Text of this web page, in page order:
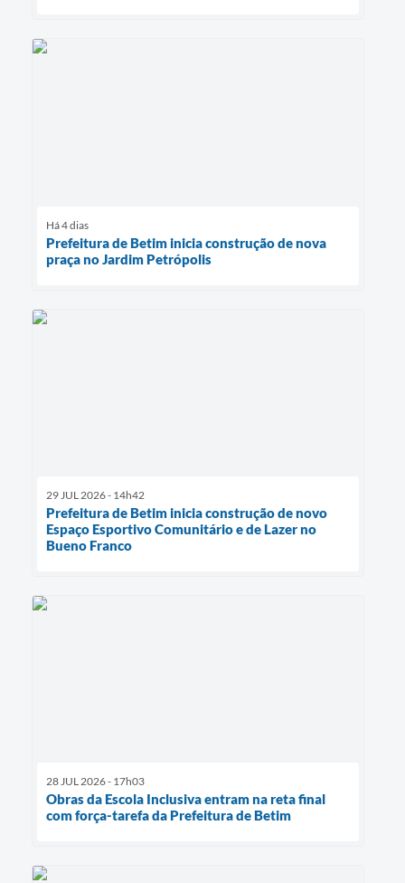
Há 4 dias
Prefeitura de Betim inicia construção de nova
praça no Jardim Petrópolis
29 JUL 2026 - 14h42
Prefeitura de Betim inicia construção de novo
Espaço Esportivo Comunitário e de Lazer no
Bueno Franco
28 JUL 2026 - 17h03
Obras da Escola Inclusiva entram na reta final
com força-tarefa da Prefeitura de Betim